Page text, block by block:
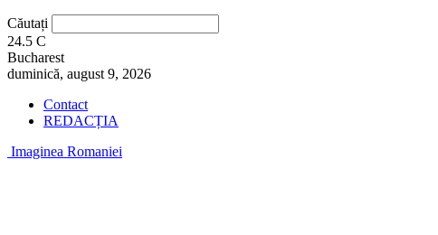
Căutați
24.5 C
Bucharest
duminică, august 9, 2026
Contact
REDACȚIA
Imaginea Romaniei